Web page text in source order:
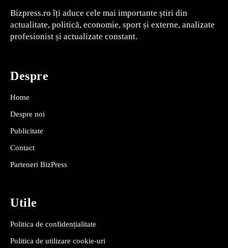
Bizpress.ro îți aduce cele mai importante știri din
actualitate, politică, economie, sport și externe, analizate
profesionist și actualizate constant.
Despre
Home
Despre noi
Publicitate
Contact
Parteneri BizPress
Utile
Politica de confidențialitate
Politica de utilizare cookie-uri